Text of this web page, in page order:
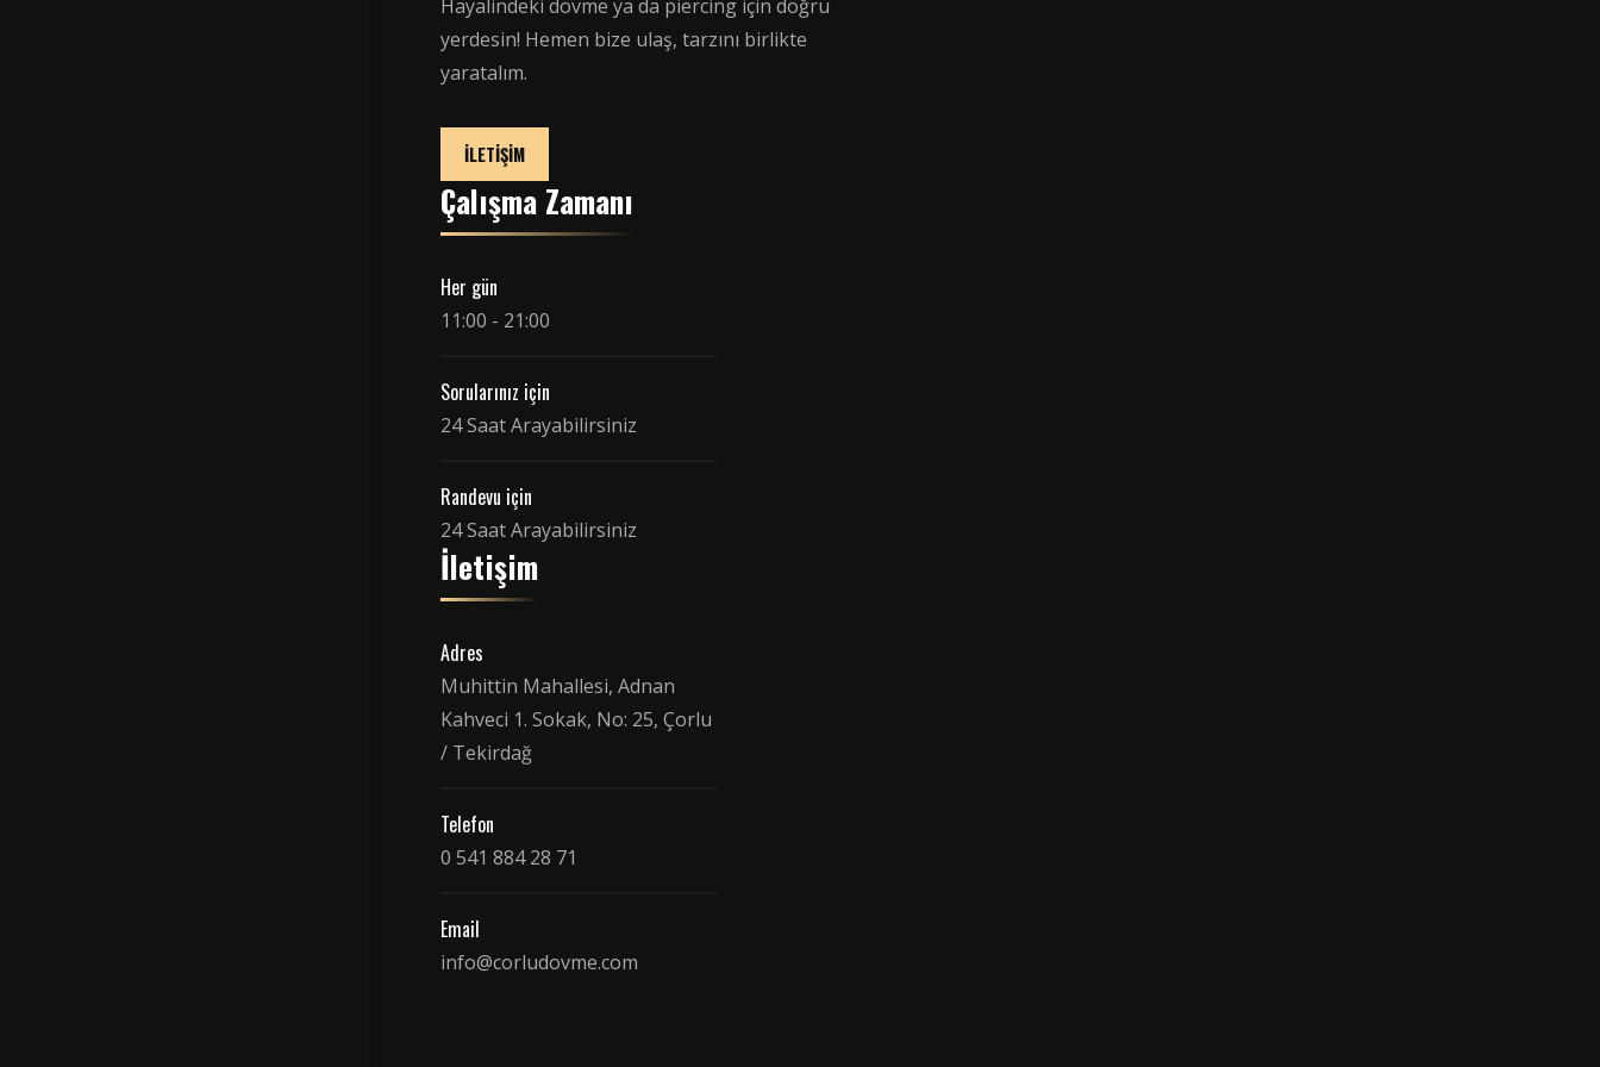
Hayalindeki dövme ya da piercing için doğru
yerdesin! Hemen bize ulaş, tarzını birlikte
yaratalım.
İLETİŞİM
Çalışma Zamanı
Her gün
11:00 - 21:00
Sorularınız için
24 Saat Arayabilirsiniz
Randevu için
24 Saat Arayabilirsiniz
İletişim
Adres
Muhittin Mahallesi, Adnan
Kahveci 1. Sokak, No: 25, Çorlu
/ Tekirdağ
Telefon
0 541 884 28 71
Email
info@corludovme.com